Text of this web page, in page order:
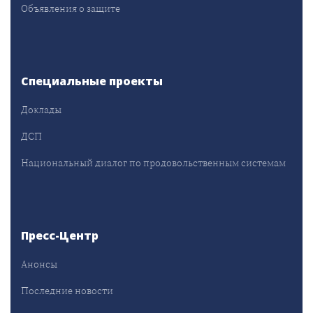
Объявления о защите
Специальные проекты
Доклады
ДСП
Национальный диалог по продовольственным системам
Пресс-Центр
Анонсы
Последние новости